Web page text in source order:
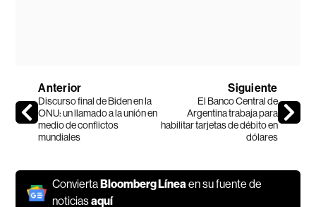
Anterior
Discurso final de Biden en la
ONU: un llamado a la unión en
medio de conflictos
mundiales
Siguiente
El Banco Central de
Argentina trabaja para
habilitar tarjetas de débito en
dólares
Convierta Bloomberg Líneaen su fuente de
noticiasaquí